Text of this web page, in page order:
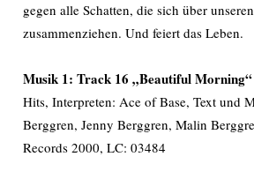
gegen alle Schatten, die sich über
zusammenziehen. Und feiert das Leben.
Musik 1: Track 16 „Beautiful Morning“
Hits, Interpreten: Ace of Base, Text und
Berggren, Jenny Berggren, Malin
Records 2000, LC: 03484